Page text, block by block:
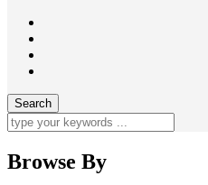
Browse By